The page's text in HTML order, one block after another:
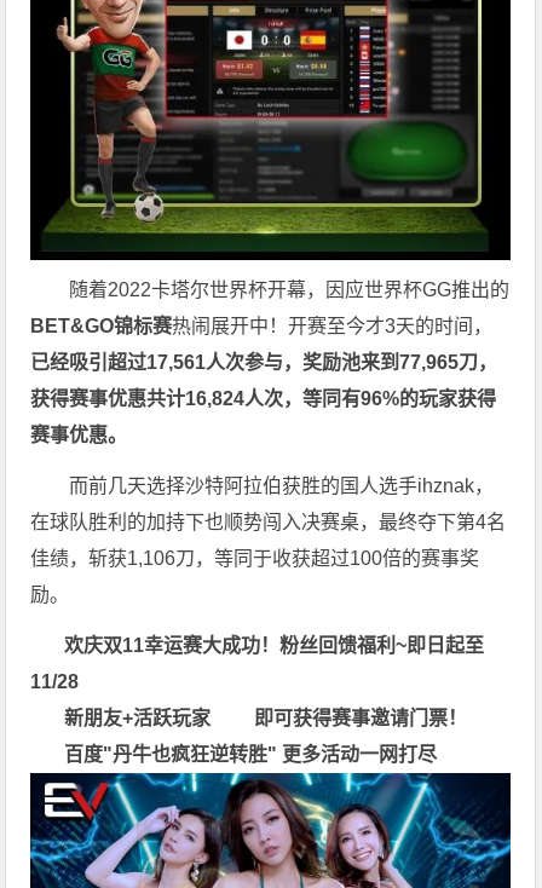
随着2022卡塔尔世界杯开幕，因应世界杯GG推出的
BET&GO锦标赛热闹展开中！开赛至今才3天的时间，
已经吸引超过17,561人次参与，奖励池来到77,965刀，
获得赛事优惠共计16,824人次，等同有96%的玩家获得
赛事优惠。
而前几天选择沙特阿拉伯获胜的国人选手ihznak，
在球队胜利的加持下也顺势闯入决赛桌，最终夺下第4名
佳绩，斩获1,106刀，等同于收获超过100倍的赛事奖
励。
欢庆双11幸运赛大成功！粉丝回馈福利~即日起至
11/28
新朋友+活跃玩家 即可获得赛事邀请门票！
百度"丹牛也疯狂逆转胜" 更多活动一网打尽